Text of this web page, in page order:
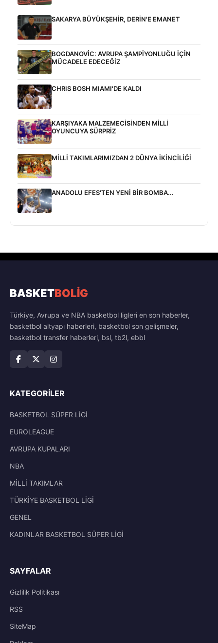
SAKARYA BÜYÜKŞEHİR, DERİN'E EMANET
BOGDANOVİC: AVRUPA ŞAMPİYONLUĞU İÇİN
MÜCADELE EDECEĞİZ
CHRIS BOSH MIAMI'DE KALDI
KARŞIYAKA MALZEMECİSİNDEN MİLLİ
OYUNCUYA SÜRPRİZ
MİLLİ TAKIMLARIMIZDAN 2 DÜNYA İKİNCİLİĞİ
ANADOLU EFES'TEN YENİ BİR BOMBA...
BASKETBOLİG
Türkiye, Avrupa ve NBA basketbol ligleri en son haberler,
basketbol altyapı haberleri, basketbol son gelişmeler,
basketbol transfer haberleri, bsl, tb2l, ebbl
KATEGORILER
BASKETBOL SÜPER LİGİ
EUROLEAGUE
AVRUPA KUPALARI
NBA
MİLLİ TAKIMLAR
TÜRKİYE BASKETBOL LİGİ
GENEL
KADINLAR BASKETBOL SÜPER LİGİ
SAYFALAR
Gizlilik Politikası
RSS
SiteMap